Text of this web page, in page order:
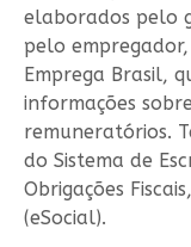
elaborados pelo
pelo
Emprega Brasil,
informações
remuneratórios.
do Sistema de
Obrigações
(eSocial).